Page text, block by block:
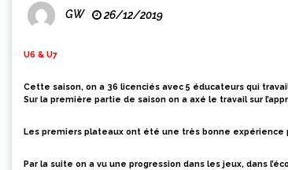
GW 26/12/2019
U6 & U7
Cette saison, on a 36 licenciés avec 5 éducateurs qui
Sur la première partie de saison on a axé le travail sur
Les premiers plateaux ont été une très bonne
Par la suite on a vu une progression dans les jeux, dans